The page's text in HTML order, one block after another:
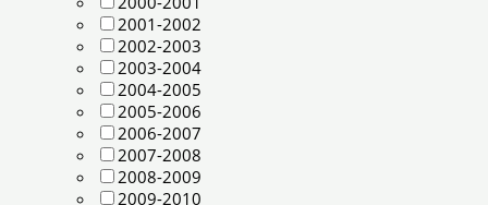
2001-2002
2002-2003
2003-2004
2004-2005
2005-2006
2006-2007
2007-2008
2008-2009
2009-2010